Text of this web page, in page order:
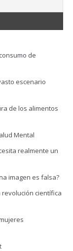
de
escenario
de los alimentos
Mental
realmente un
imagen es falsa?
revolución científica